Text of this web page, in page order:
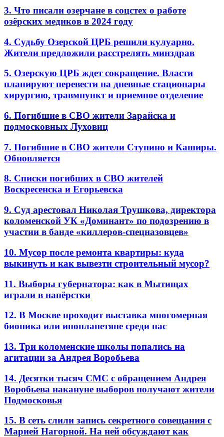
3. Что писали озерчане в соцстех о работе
озёрских медиков в 2024 году
4. Судьбу Озерской ЦРБ решили кулуарно.
Жители предложили расстрелять минздрав
5. Озерскую ЦРБ ждет сокращение. Власти
планируют перевести на дневные стационары
хирургию, травмпункт и приемное отделение
6. Погибшие в СВО жители Зарайска и
подмосковных Луховиц
7. Погибшие в СВО жители Ступино и Каширы.
Обновляется
8. Списки погибших в СВО жителей
Воскресенска и Егорьевска
9. Суд арестовал Николая Трушкова, директора
коломенской УК «Доминант» по подозрению в
участии в банде «киллеров-спецназовцев»
10. Мусор после ремонта квартиры: куда
выкинуть и как вывезти строительный мусор?
11. Выборы губернатора: как в Мытищах
играли в напёрстки
12. В Москве проходит выставка многомерная
бионика или инопланетяне среди нас
13. Три коломенские школы попались на
агитации за Андрея Воробьева
14. Десятки тысяч СМС с обращением Андрея
Воробьева накануне выборов получают жители
Подмосковья
15. В сеть слили запись секретного совещания с
Марией Нагорной. На ней обсуждают как